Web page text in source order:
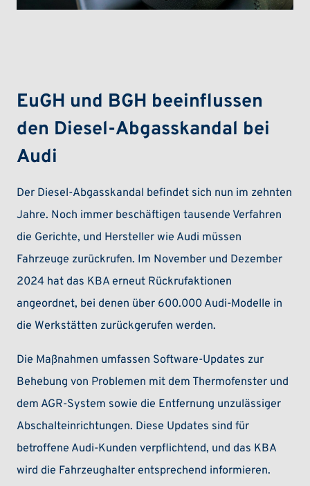
EuGH und BGH beeinflussen
den Diesel-Abgasskandal bei
Audi
Der Diesel-Abgasskandal befindet sich nun im zehnten
Jahre. Noch immer beschäftigen tausende Verfahren
die Gerichte, und Hersteller wie Audi müssen
Fahrzeuge zurückrufen. Im November und Dezember
2024 hat das KBA erneut Rückrufaktionen
angeordnet, bei denen über 600.000 Audi-Modelle in
die Werkstätten zurückgerufen werden.
Die Maßnahmen umfassen Software-Updates zur
Behebung von Problemen mit dem Thermofenster und
dem AGR-System sowie die Entfernung unzulässiger
Abschalteinrichtungen. Diese Updates sind für
betroffene Audi-Kunden verpflichtend, und das KBA
wird die Fahrzeughalter entsprechend informieren.